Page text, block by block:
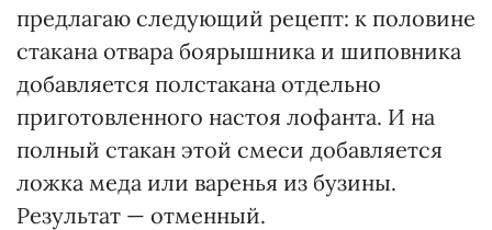
предлагаю следующий рецепт: к половине
стакана отвара боярышника и шиповника
добавляется полстакана отдельно
приготовленного настоя лофанта. И на
полный стакан этой смеси добавляется
ложка меда или варенья из бузины.
Результат — отменный.